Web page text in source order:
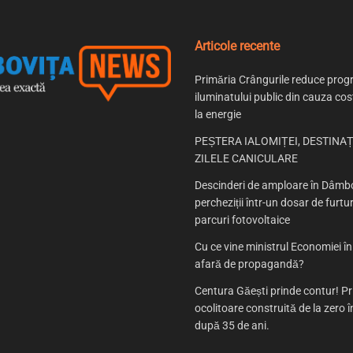
Articole recente
Primăria Crângurile reduce
iluminatului public din cauza
la energie
PEȘTERA IALOMIȚEI,
ZILELE CANICULARE
Descinderi de amploare în
percheziții într-un dosar de
parcuri fotovoltaice
Cu ce vine ministrul Economiei
afară de propagandă?
Centura Găești prinde contur!
ocolitoare construită de la zero
după 35 de ani.